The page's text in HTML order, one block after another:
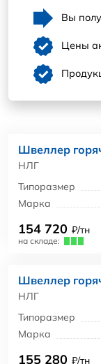
Вы
Цены
Швеллер
НЛГ
Типоразмер
Марка
154 720 ₽/тн
на складе:
Швеллер
НЛГ
Типоразмер
Марка
155 280 ₽/тн